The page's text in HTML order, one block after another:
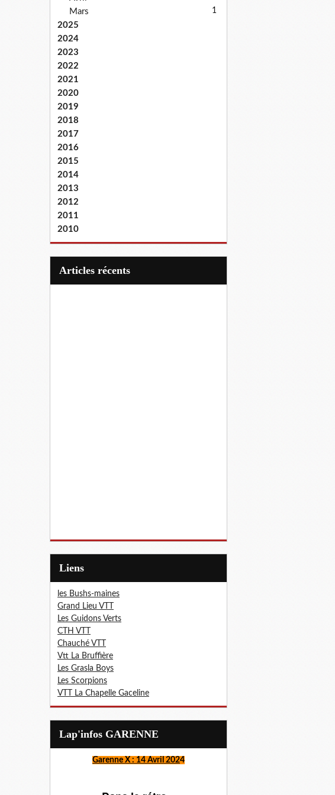
Mars 1
2025
2024
2023
2022
2021
2020
2019
2018
2017
2016
2015
2014
2013
2012
2011
2010
articles récents
Liens
les Bushs-maines
Grand Lieu VTT
Les Guidons Verts
CTH VTT
Chauché VTT
Vtt La Bruffière
Les Grasla Boys
Les Scorpions
VTT La Chapelle Gaceline
Lap'infos GARENNE
Garenne X : 14 Avril 2024